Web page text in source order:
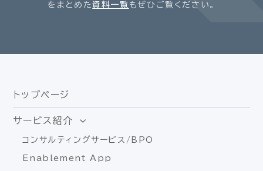
をまとめた資料一覧 もぜひご覧ください。
トップページ
サービス紹介
コンサルティングサービス/BPO
Enablement App